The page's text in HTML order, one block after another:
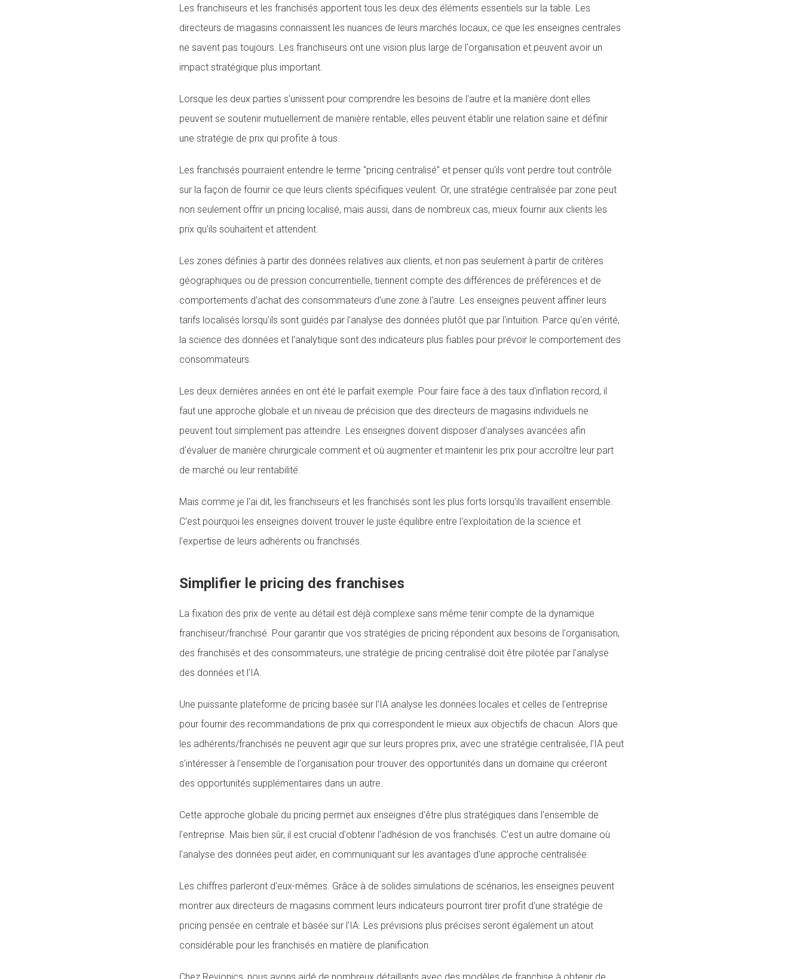
Les franchiseurs et les franchisés apportent tous les deux des éléments essentiels sur la table. Les
directeurs de magasins connaissent les nuances de leurs marchés locaux, ce que les enseignes centrales
ne savent pas toujours. Les franchiseurs ont une vision plus large de l'organisation et peuvent avoir un
impact stratégique plus important.
Lorsque les deux parties s'unissent pour comprendre les besoins de l'autre et la manière dont elles
peuvent se soutenir mutuellement de manière rentable, elles peuvent établir une relation saine et définir
une stratégie de prix qui profite à tous.
Les franchisés pourraient entendre le terme "pricing centralisé" et penser qu'ils vont perdre tout contrôle
sur la façon de fournir ce que leurs clients spécifiques veulent. Or, une stratégie centralisée par zone peut
non seulement offrir un pricing localisé, mais aussi, dans de nombreux cas, mieux fournir aux clients les
prix qu'ils souhaitent et attendent.
Les zones définies à partir des données relatives aux clients, et non pas seulement à partir de critères
géographiques ou de pression concurrentielle, tiennent compte des différences de préférences et de
comportements d'achat des consommateurs d'une zone à l'autre. Les enseignes peuvent affiner leurs
tarifs localisés lorsqu'ils sont guidés par l'analyse des données plutôt que par l'intuition. Parce qu'en vérité,
la science des données et l'analytique sont des indicateurs plus fiables pour prévoir le comportement des
consommateurs.
Les deux dernières années en ont été le parfait exemple. Pour faire face à des taux d'inflation record, il
faut une approche globale et un niveau de précision que des directeurs de magasins individuels ne
peuvent tout simplement pas atteindre. Les enseignes doivent disposer d'analyses avancées afin
d'évaluer de manière chirurgicale comment et où augmenter et maintenir les prix pour accroître leur part
de marché ou leur rentabilité.
Mais comme je l'ai dit, les franchiseurs et les franchisés sont les plus forts lorsqu'ils travaillent ensemble.
C'est pourquoi les enseignes doivent trouver le juste équilibre entre l'exploitation de la science et
l'expertise de leurs adhérents ou franchisés.
Simplifier le pricing des franchises
La fixation des prix de vente au détail est déjà complexe sans même tenir compte de la dynamique
franchiseur/franchisé. Pour garantir que vos stratégies de pricing répondent aux besoins de l'organisation,
des franchisés et des consommateurs, une stratégie de pricing centralisé doit être pilotée par l'analyse
des données et l'IA.
Une puissante plateforme de pricing basée sur l'IA analyse les données locales et celles de l'entreprise
pour fournir des recommandations de prix qui correspondent le mieux aux objectifs de chacun. Alors que
les adhérents/franchisés ne peuvent agir que sur leurs propres prix, avec une stratégie centralisée, l'IA peut
s'intéresser à l'ensemble de l'organisation pour trouver des opportunités dans un domaine qui créeront
des opportunités supplémentaires dans un autre.
Cette approche globale du pricing permet aux enseignes d'être plus stratégiques dans l'ensemble de
l'entreprise. Mais bien sûr, il est crucial d'obtenir l'adhésion de vos franchisés. C'est un autre domaine où
l'analyse des données peut aider, en communiquant sur les avantages d’une approche centralisée.
Les chiffres parleront d'eux-mêmes. Grâce à de solides simulations de scénarios, les enseignes peuvent
montrer aux directeurs de magasins comment leurs indicateurs pourront tirer profit d'une stratégie de
pricing pensée en centrale et basée sur l'IA. Les prévisions plus précises seront également un atout
considérable pour les franchisés en matière de planification.